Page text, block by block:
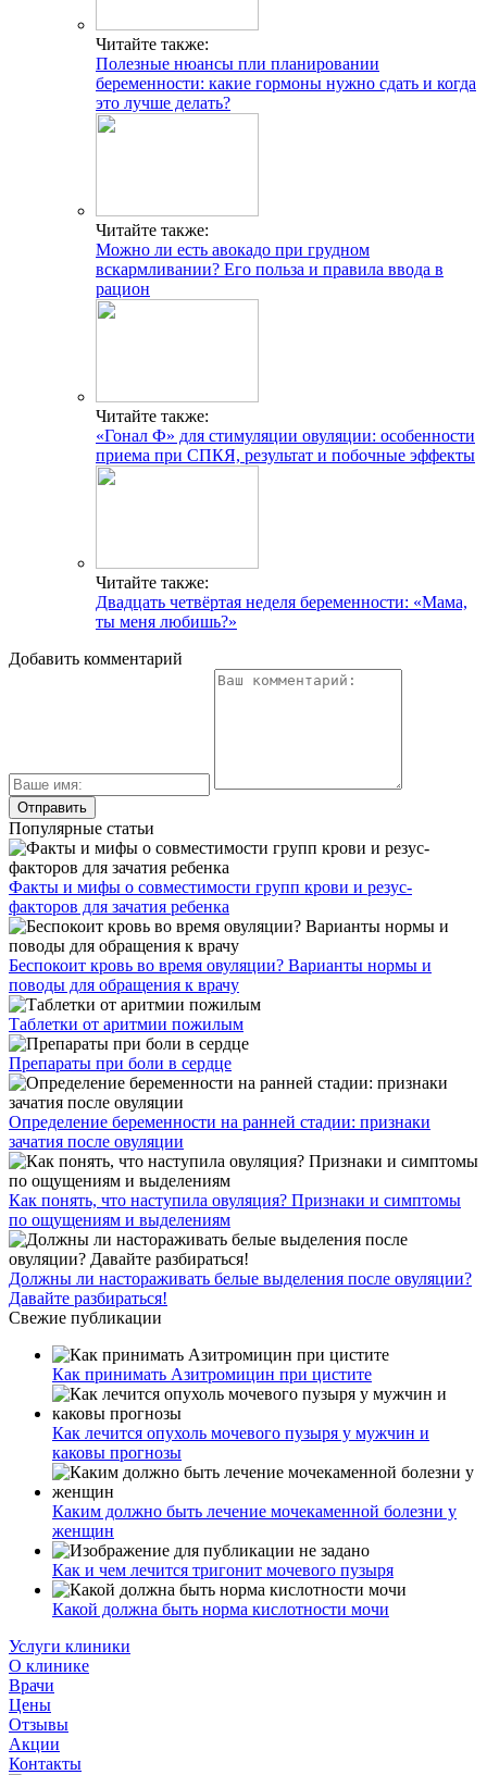
Читайте также:
Полезные нюансы пли планировании
беременности: какие гормоны нужно сдать и когда
это лучше делать?
Читайте также:
Можно ли есть авокадо при грудном
вскармливании? Его польза и правила ввода в
рацион
Читайте также:
«Гонал Ф» для стимуляции овуляции: особенности
приема при СПКЯ, результат и побочные эффекты
Читайте также:
Двадцать четвёртая неделя беременности: «Мама,
ты меня любишь?»
Добавить комментарий
Популярные статьи
Факты и мифы о совместимости групп крови и резус-
факторов для зачатия ребенка
Беспокоит кровь во время овуляции? Варианты нормы и
поводы для обращения к врачу
Таблетки от аритмии пожилым
Препараты при боли в сердце
Определение беременности на ранней стадии: признаки
зачатия после овуляции
Как понять, что наступила овуляция? Признаки и симптомы
по ощущениям и выделениям
Должны ли настораживать белые выделения после овуляции?
Давайте разбираться!
Свежие публикации
Как принимать Азитромицин при цистите
Как лечится опухоль мочевого пузыря у мужчин и
каковы прогнозы
Каким должно быть лечение мочекаменной болезни у
женщин
Как и чем лечится тригонит мочевого пузыря
Какой должна быть норма кислотности мочи
Услуги клиники
О клинике
Врачи
Цены
Отзывы
Акции
Контакты